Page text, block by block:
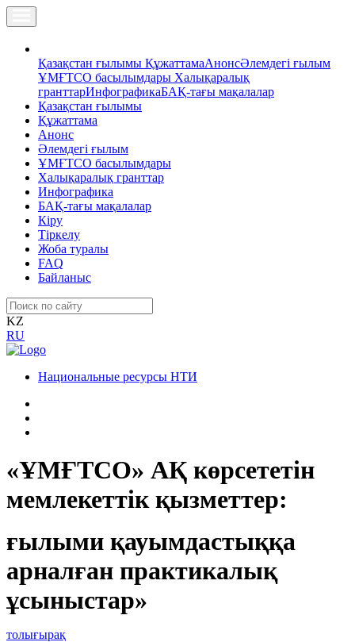
Қазақстан ғылымы ҚұжаттамаАнонсӘлемдегі ғылым
ҰМҒТСО басылымдары Халықаралық
гранттарИнфографикаБАҚ-тағы мақалалар
Қазақстан ғылымы
Құжаттама
Анонс
Әлемдегі ғылым
ҰМҒТСО басылымдары
Халықаралық гранттар
Инфографика
БАҚ-тағы мақалалар
Кіру
Тіркелу
Жоба туралы
FAQ
Байланыс
KZ
RU
Национальные ресурсы НТИ
«ҰМҒТСО» АҚ көрсететін
мемлекеттік қызметтер:
ғылыми қауымдастыққа
арналған практикалық
ұсыныстар»
толығырақ